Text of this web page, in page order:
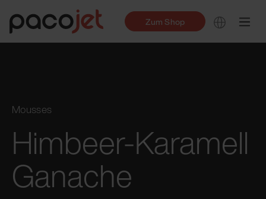
Zum Shop
Mousses
Himbeer-Karamell
Ganache